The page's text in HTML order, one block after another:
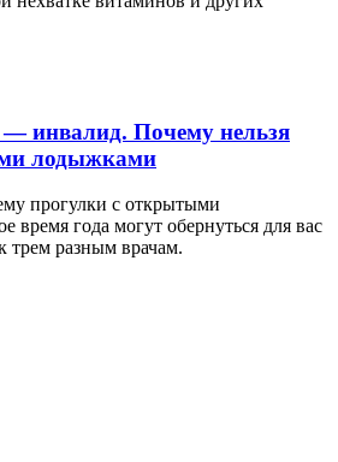
инвалид. Почему нельзя
лодыжками
прогулки с открытыми
время года могут обернуться для вас
трем разным врачам.